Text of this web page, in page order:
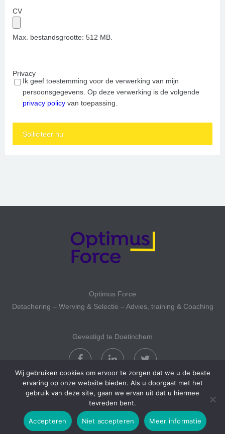
CV
Max. bestandsgrootte: 512 MB.
Privacy
Ik geef toestemming voor de verwerking van mijn
persoonsgegevens. Op deze verwerking is de volgende
privacy policy van toepassing.
Optimus Force
Detachering – Werving & Selectie – Advies, training & Coaching
Gevestigd te Doetinchem
Ontwikkeld door Best4u Group B.V.
Wij gebruiken cookies om ervoor te zorgen dat we u de beste
ervaring op onze website bieden. Als u doorgaat met het
gebruik van deze site, gaan we ervan uit dat u hiermee
tevreden bent.
Accepteren Niet accepteren Meer informatie